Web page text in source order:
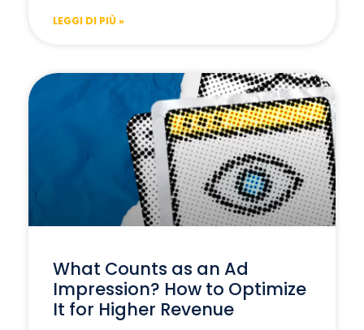
LEGGI DI PIÙ »
What Counts as an Ad
Impression? How to Optimize
It for Higher Revenue